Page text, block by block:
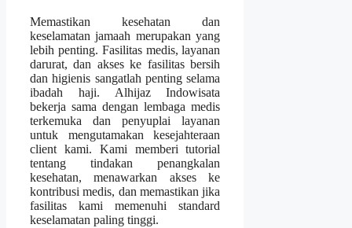
Memastikan kesehatan dan
keselamatan jamaah merupakan yang
lebih penting. Fasilitas medis, layanan
darurat, dan akses ke fasilitas bersih
dan higienis sangatlah penting selama
ibadah haji. Alhijaz Indowisata
bekerja sama dengan lembaga medis
terkemuka dan penyuplai layanan
untuk mengutamakan kesejahteraan
client kami. Kami memberi tutorial
tentang tindakan penangkalan
kesehatan, menawarkan akses ke
kontribusi medis, dan memastikan jika
fasilitas kami memenuhi standard
keselamatan paling tinggi.